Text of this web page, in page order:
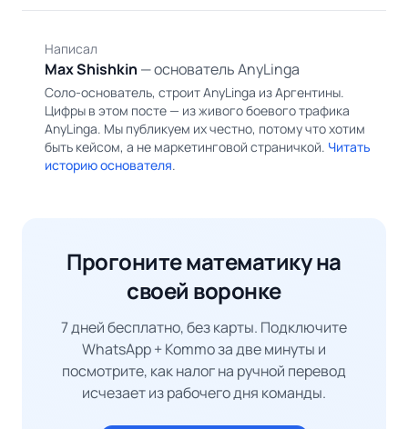
Написал
Max Shishkin — основатель AnyLinga
Соло-основатель, строит AnyLinga из Аргентины.
Цифры в этом посте — из живого боевого трафика
AnyLinga. Мы публикуем их честно, потому что хотим
быть кейсом, а не маркетинговой страничкой. Читать
историю основателя.
Прогоните математику на
своей воронке
7 дней бесплатно, без карты. Подключите
WhatsApp + Kommo за две минуты и
посмотрите, как налог на ручной перевод
исчезает из рабочего дня команды.